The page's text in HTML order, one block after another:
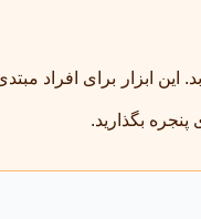
ابزار برای افراد
بگذارید.